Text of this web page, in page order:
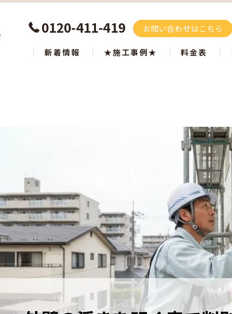
0120-411-419 お問い合わせはこちら
新着情報 ★施工事例★
グリーン
クリヤー
赤・ピンク
パープル
料金表